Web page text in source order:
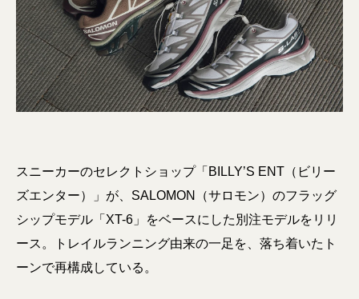
スニーカーのセレクトショップ「BILLY’S ENT（ビリー
ズエンター）」が、SALOMON（サロモン）のフラッグ
シップモデル「XT-6」をベースにした別注モデルをリリ
ース。トレイルランニング由来の一足を、落ち着いたト
ーンで再構成している。